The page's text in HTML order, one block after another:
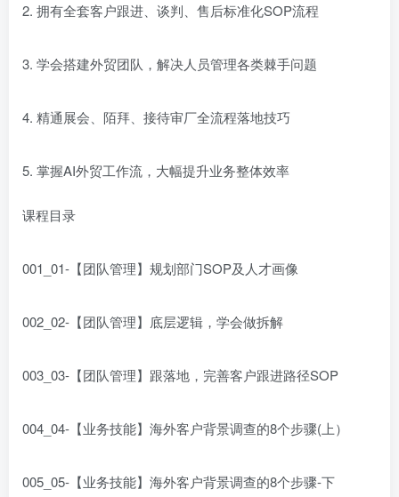
2. 拥有全套客户跟进、谈判、售后标准化SOP流程
3. 学会搭建外贸团队，解决人员管理各类棘手问题
4. 精通展会、陌拜、接待审厂全流程落地技巧
5. 掌握AI外贸工作流，大幅提升业务整体效率
课程目录
001_01-【团队管理】规划部门SOP及人才画像
002_02-【团队管理】底层逻辑，学会做拆解
003_03-【团队管理】跟落地，完善客户跟进路径SOP
004_04-【业务技能】海外客户背景调查的8个步骤(上）
005_05-【业务技能】海外客户背景调查的8个步骤-下